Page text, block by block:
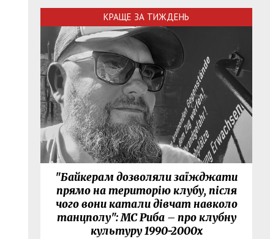
КРАЩЕ ЗА ТИЖДЕНЬ
"Байкерам дозволяли заїжджати
прямо на територію клубу, після
чого вони катали дівчат навколо
танцполу": МС Риба – про клубну
культуру 1990-2000х